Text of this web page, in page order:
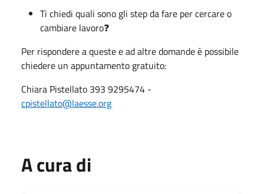
Ti chiedi quali sono gli step da fare per cercare o
cambiare lavoro❓
Per rispondere a queste e ad altre domande è possibile
chiedere un appuntamento gratuito:
Chiara Pistellato 393 9295474 -
cpistellato@laesse.org
A cura di